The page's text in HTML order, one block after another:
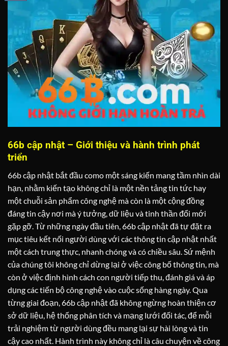
66b cập nhật – Giới thiệu và hành trình phát
triển
66b cập nhật bắt đầu como một sáng kiến mang tầm nhìn dài
hạn, nhằm kiến tạo không chỉ là một nền tảng tin tức hay
một chuỗi sản phẩm công nghệ mà còn là một cộng đồng
đáng tin cậy nơi mà ý tưởng, dữ liệu và tinh thần đổi mới
gặp gỡ. Từ những ngày đầu tiên, 66b cập nhật đã tự đặt ra
mục tiêu kết nối người dùng với các thông tin cập nhật nhất
một cách trung thực, nhanh chóng và có chiều sâu. Sứ mệnh
của chúng tôi không chỉ dừng lại ở việc công bố thông tin, mà
còn ở việc định hình cách con người tiếp thu, đánh giá và áp
dụng các tiến bộ công nghệ vào cuộc sống hàng ngày. Qua
từng giai đoạn, 66b cập nhật đã không ngừng hoàn thiện cơ
sở dữ liệu, hệ thống phân tích và mạng lưới đối tác, để mỗi
trải nghiệm từ người dùng đều mang lại sự hài lòng và tin
cậy cao nhất. Hành trình này không chỉ là câu chuyện về công